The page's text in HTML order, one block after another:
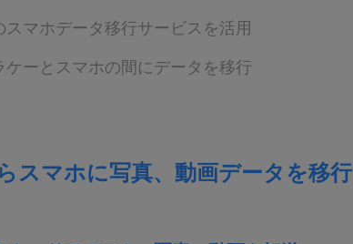
マホデータ移行サービスを活用
ーとスマホの間にデータを移行
スマホに写真、動画データを移行